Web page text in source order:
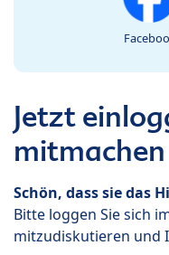
Jetzt
mitmachen
Schön, dass sie das
Bitte loggen Sie sich
mitzudiskutieren und